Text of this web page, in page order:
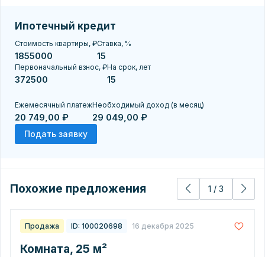
Ипотечный кредит
Стоимость квартиры, ₽Ставка, %
Первоначальный взнос, ₽На срок, лет
Ежемесячный платеж
20 749,00 ₽
Необходимый доход (в месяц)
29 049,00 ₽
Подать заявку
Похожие предложения 1 / 3
Продажа ID: 100020698 16 декабря 2025
Комната, 25 м²